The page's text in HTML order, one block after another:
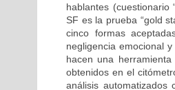
hablantes (cuestionario
SF es la prueba “gold
cinco formas
negligencia emocional
hacen una
obtenidos en el
análisis automatizados